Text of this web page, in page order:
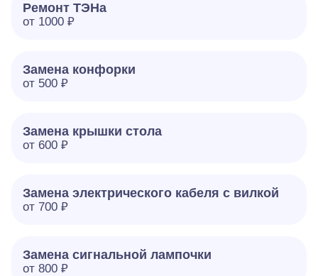
Ремонт ТЭНа
от 1000 ₽
Замена конфорки
от 500 ₽
Замена крышки стола
от 600 ₽
Замена электрического кабеля с вилкой
от 700 ₽
Замена сигнальной лампочки
от 800 ₽